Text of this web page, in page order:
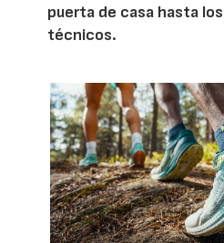
puerta de casa hasta
técnicos.